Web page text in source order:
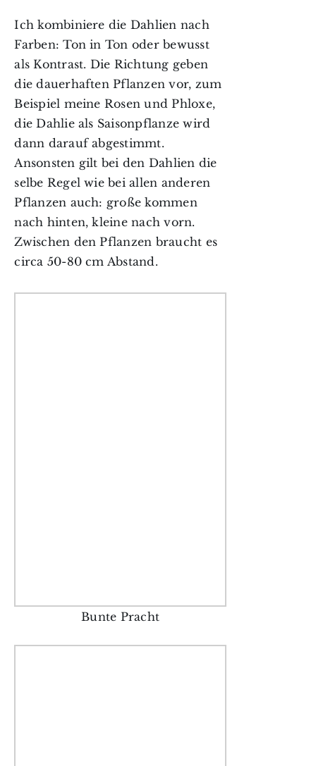
Ich kombiniere die Dahlien nach
Farben: Ton in Ton oder bewusst
als Kontrast. Die Richtung geben
die dauerhaften Pflanzen vor, zum
Beispiel meine Rosen und Phloxe,
die Dahlie als Saisonpflanze wird
dann darauf abgestimmt.
Ansonsten gilt bei den Dahlien die
selbe Regel wie bei allen anderen
Pflanzen auch: große kommen
nach hinten, kleine nach vorn.
Zwischen den Pflanzen braucht es
circa 50-80 cm Abstand.
Bunte Pracht